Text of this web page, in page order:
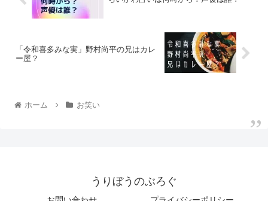
「令和喜多みな実」野村尚平の兄はカレ
ー屋？
ホーム お笑い
うりぼうのぶろぐ